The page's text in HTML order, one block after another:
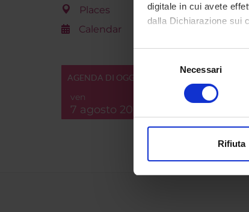
digitale in cui avete
dalla Dichiarazione sui
Con il tuo consenso,
raccogliere
digitali).
modificare o ritirare il
consenso
Necessari
Rifiuta
Places
Calendar
AGENDA DI OGGI
ven
7 agosto 2026